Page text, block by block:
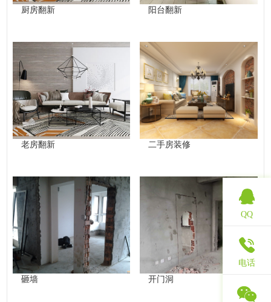
厨房翻新 阳台翻新
老房翻新 二手房装修
砸墙 开门洞
QQ
电话